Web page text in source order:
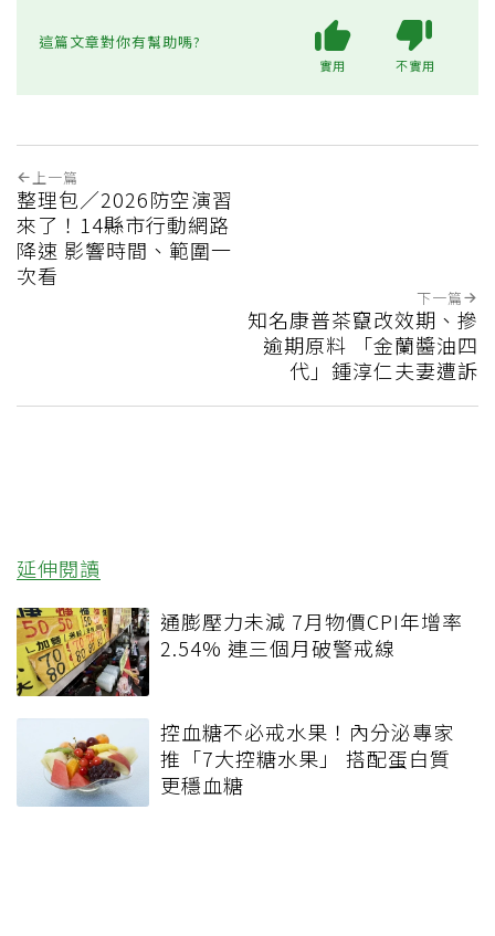
這篇文章對你有幫助嗎?
實用 不實用
上一篇
整理包／2026防空演習
來了！14縣市行動網路
降速 影響時間、範圍一
次看
下一篇
知名康普茶竄改效期、摻
逾期原料 「金蘭醬油四
代」鍾淳仁夫妻遭訴
延伸閱讀
通膨壓力未減 7月物價CPI年增率
2.54% 連三個月破警戒線
控血糖不必戒水果！內分泌專家
推「7大控糖水果」 搭配蛋白質
更穩血糖